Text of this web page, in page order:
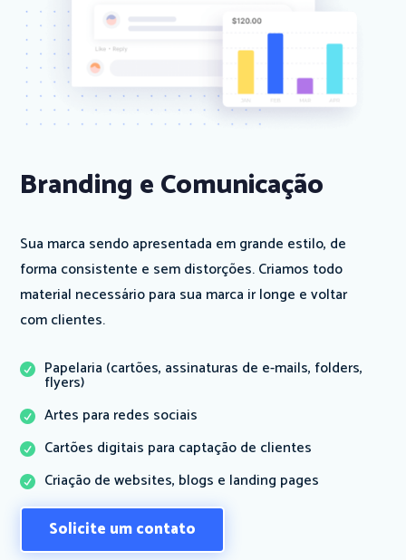
Branding e Comunicação
Sua marca sendo apresentada em grande estilo, de
forma consistente e sem distorções. Criamos todo
material necessário para sua marca ir longe e voltar
com clientes.
 Papelaria (cartões, assinaturas de e-mails, folders,
flyers)
 Artes para redes sociais
 Cartões digitais para captação de clientes
 Criação de websites, blogs e landing pages
Solicite um contato